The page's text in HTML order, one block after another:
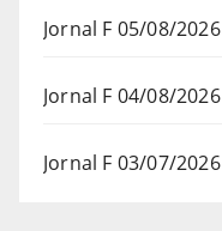
Jornal F 05/08/2026
Jornal F 04/08/2026
Jornal F 03/07/2026